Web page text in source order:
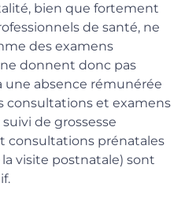
bien que fortement
de santé, ne
des examens
donnent donc pas
absence rémunérée
consultations et examens
de grossesse
consultations prénatales
visite postnatale) sont